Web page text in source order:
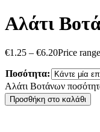
Αλάτι
€1.25 – €6.20Price
Ποσότητα:
Αλάτι Βοτάνων
Προσθήκη στο καλάθι